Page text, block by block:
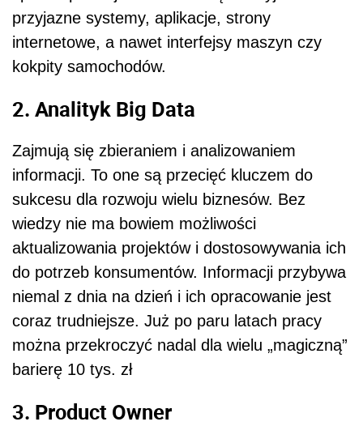
przyjazne systemy, aplikacje, strony
internetowe, a nawet interfejsy maszyn czy
kokpity samochodów.
2. Analityk Big Data
Zajmują się zbieraniem i analizowaniem
informacji. To one są przecięć kluczem do
sukcesu dla rozwoju wielu biznesów. Bez
wiedzy nie ma bowiem możliwości
aktualizowania projektów i dostosowywania ich
do potrzeb konsumentów. Informacji przybywa
niemal z dnia na dzień i ich opracowanie jest
coraz trudniejsze. Już po paru latach pracy
można przekroczyć nadal dla wielu „magiczną”
barierę 10 tys. zł
3. Product Owner